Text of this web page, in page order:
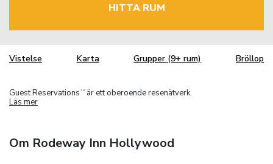
HITTA RUM
Vistelse Karta Grupper (9+ rum) Bröllop
Guest Reservations TM
är ett oberoende resenätverk.
Läs mer
Om Rodeway Inn Hollywood